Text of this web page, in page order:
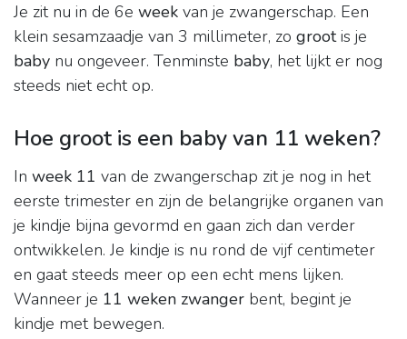
Je zit nu in de 6e week van je zwangerschap. Een
klein sesamzaadje van 3 millimeter, zo grootis je
baby nu ongeveer. Tenminste baby, het lijkt er nog
steeds niet echt op.
Hoe groot is een baby van 11 weken?
In week 11 van de zwangerschap zit je nog in het
eerste trimester en zijn de belangrijke organen van
je kindje bijna gevormd en gaan zich dan verder
ontwikkelen. Je kindje is nu rond de vijf centimeter
en gaat steeds meer op een echt mens lijken.
Wanneer je 11 weken zwanger bent, begint je
kindje met bewegen.